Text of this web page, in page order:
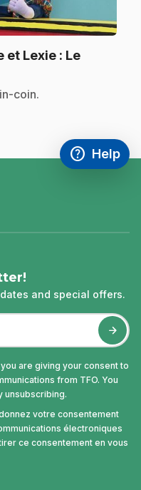
et Lexie : Le
coin.
help
Access
Help
,This link
and special offers.
are giving your consent to
from TFO. You
unsubscribing.
votre consentement
électroniques
ce consentement en vous